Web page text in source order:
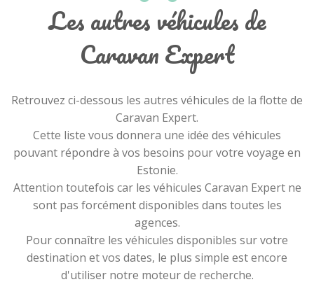
Les autres véhicules de
Caravan Expert
Retrouvez ci-dessous les autres véhicules de la flotte de
Caravan Expert.
Cette liste vous donnera une idée des véhicules
pouvant répondre à vos besoins pour votre voyage en
Estonie.
Attention toutefois car les véhicules Caravan Expert ne
sont pas forcément disponibles dans toutes les
agences.
Pour connaître les véhicules disponibles sur votre
destination et vos dates, le plus simple est encore
d'utiliser notre moteur de recherche.